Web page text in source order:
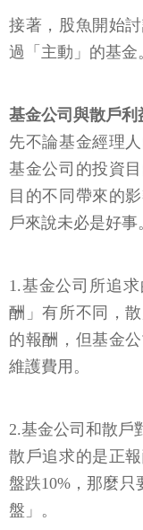
接著，股魚開始
過「主動」的基金
基金公司與散戶
先不論基金經理
基金公司的投資
目的不同帶來的
戶來說未必是好事
1.基金公司所追
酬」有所不同，
的報酬，但基金
維護費用。
2.基金公司和散戶
散戶追求的是正
盤跌10%，那麼只
盤」。